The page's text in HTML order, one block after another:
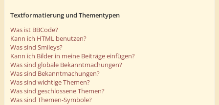
Textformatierung und Thementypen
Was ist BBCode?
Kann ich HTML benutzen?
Was sind Smileys?
Kann ich Bilder in meine Beiträge einfügen?
Was sind globale Bekanntmachungen?
Was sind Bekanntmachungen?
Was sind wichtige Themen?
Was sind geschlossene Themen?
Was sind Themen-Symbole?